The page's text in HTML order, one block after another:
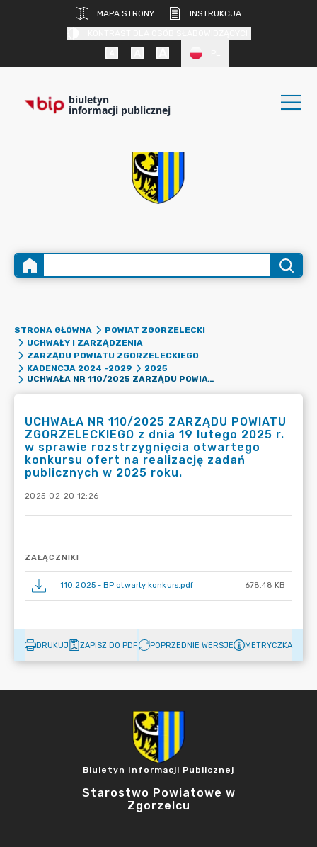
MAPA STRONY
INSTRUKCJA
biuletyn
informacji publicznej
STRONA GŁÓWNA
POWIAT ZGORZELECKI
UCHWAŁY I ZARZĄDZENIA
ZARZĄDU POWIATU ZGORZELECKIEGO
KADENCJA 2024 -2029
2025
UCHWAŁA NR 110/2025 ZARZĄDU POWIATU ZGORZELECKIEGO Z DNIA 19 LUTEGO 2025 R. W SPRAWIE ROZSTRZYGNIĘCIA OTWARTEGO KONKURSU OFERT NA REALIZACJĘ ZADAŃ PUBLICZNYCH W 2025 ROKU.
UCHWAŁA NR 110/2025 ZARZĄDU POWIATU
ZGORZELECKIEGO z dnia 19 lutego 2025 r.
w sprawie rozstrzygnięcia otwartego
konkursu ofert na realizację zadań
publicznych w 2025 roku.
2025-02-20 12:26
ZAŁĄCZNIKI
110.2025 - BP otwarty konkurs.pdf 678.48 KB
DRUKUJ ZAPISZ DO PDF POPRZEDNIE WERSJE METRYCZKA
Biuletyn Informacji Publicznej
Starostwo Powiatowe w
Zgorzelcu